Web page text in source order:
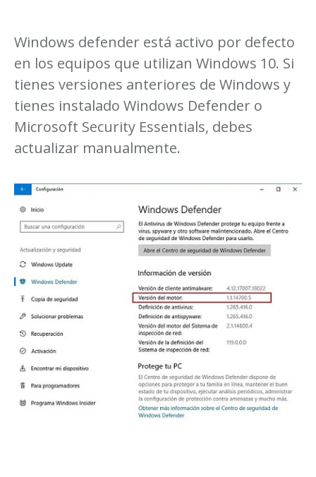
Windows defender está activo por defecto
en los equipos que utilizan Windows 10. Si
tienes versiones anteriores de Windows y
tienes instalado Windows Defender o
Microsoft Security Essentials, debes
actualizar manualmente.